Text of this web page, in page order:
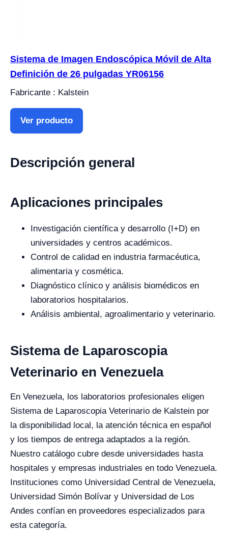
Sistema de Imagen Endoscópica Móvil de Alta
Definición de 26 pulgadas YR06156
Fabricante : Kalstein
Ver producto
Descripción general
Aplicaciones principales
Investigación científica y desarrollo (I+D) en
universidades y centros académicos.
Control de calidad en industria farmacéutica,
alimentaria y cosmética.
Diagnóstico clínico y análisis biomédicos en
laboratorios hospitalarios.
Análisis ambiental, agroalimentario y veterinario.
Sistema de Laparoscopia
Veterinario en Venezuela
En Venezuela, los laboratorios profesionales eligen
Sistema de Laparoscopia Veterinario de Kalstein por
la disponibilidad local, la atención técnica en español
y los tiempos de entrega adaptados a la región.
Nuestro catálogo cubre desde universidades hasta
hospitales y empresas industriales en todo Venezuela.
Instituciones como Universidad Central de Venezuela,
Universidad Simón Bolívar y Universidad de Los
Andes confían en proveedores especializados para
esta categoría.